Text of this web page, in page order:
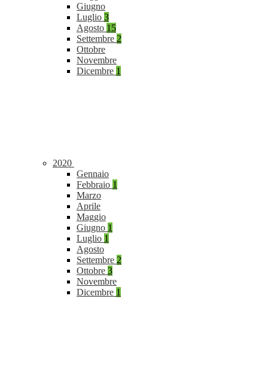
Giugno
Luglio 3
Agosto 15
Settembre 2
Ottobre
Novembre
Dicembre 1
2020
Gennaio
Febbraio 1
Marzo
Aprile
Maggio
Giugno 1
Luglio 1
Agosto
Settembre 2
Ottobre 3
Novembre
Dicembre 1